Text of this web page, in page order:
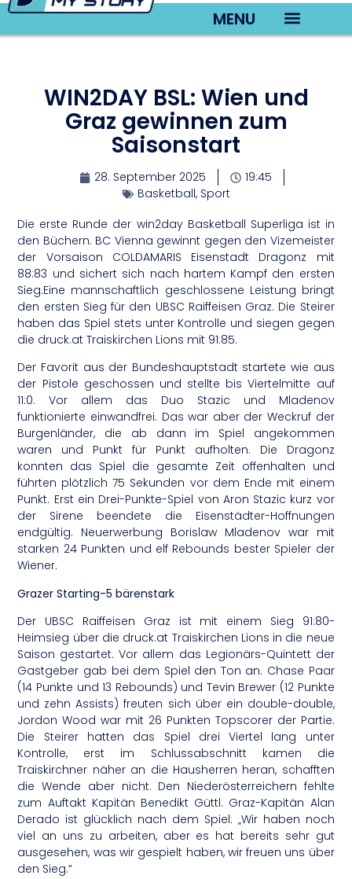
MENU
WIN2DAY BSL: Wien und
Graz gewinnen zum
Saisonstart
28. September 2025
19:45
Basketball, Sport
Die erste Runde der win2day Basketball Superliga ist in
den Büchern. BC Vienna gewinnt gegen den Vizemeister
der Vorsaison COLDAMARIS Eisenstadt Dragonz mit
88:83 und sichert sich nach hartem Kampf den ersten
Sieg.Eine mannschaftlich geschlossene Leistung bringt
den ersten Sieg für den UBSC Raiffeisen Graz. Die Steirer
haben das Spiel stets unter Kontrolle und siegen gegen
die druck.at Traiskirchen Lions mit 91:85.
Der Favorit aus der Bundeshauptstadt startete wie aus
der Pistole geschossen und stellte bis Viertelmitte auf
11:0. Vor allem das Duo Stazic und Mladenov
funktionierte einwandfrei. Das war aber der Weckruf der
Burgenländer, die ab dann im Spiel angekommen
waren und Punkt für Punkt aufholten. Die Dragonz
konnten das Spiel die gesamte Zeit offenhalten und
führten plötzlich 75 Sekunden vor dem Ende mit einem
Punkt. Erst ein Drei-Punkte-Spiel von Aron Stazic kurz vor
der Sirene beendete die Eisenstädter-Hoffnungen
endgültig. Neuerwerbung Borislaw Mladenov war mit
starken 24 Punkten und elf Rebounds bester Spieler der
Wiener.
Grazer Starting-5 bärenstark
Der UBSC Raiffeisen Graz ist mit einem Sieg 91:80-
Heimsieg über die druck.at Traiskirchen Lions in die neue
Saison gestartet. Vor allem das Legionärs-Quintett der
Gastgeber gab bei dem Spiel den Ton an. Chase Paar
(14 Punkte und 13 Rebounds) und Tevin Brewer (12 Punkte
und zehn Assists) freuten sich über ein double-double,
Jordon Wood war mit 26 Punkten Topscorer der Partie.
Die Steirer hatten das Spiel drei Viertel lang unter
Kontrolle, erst im Schlussabschnitt kamen die
Traiskirchner näher an die Hausherren heran, schafften
die Wende aber nicht. Den Niederösterreichern fehlte
zum Auftakt Kapitän Benedikt Güttl. Graz-Kapitän Alan
Derado ist glücklich nach dem Spiel: „Wir haben noch
viel an uns zu arbeiten, aber es hat bereits sehr gut
ausgesehen, was wir gespielt haben, wir freuen uns über
den Sieg.“